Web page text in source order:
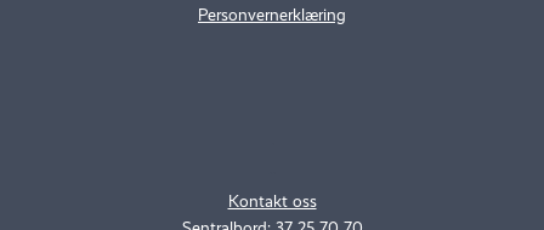
Kontakt oss
Personvernerklæring